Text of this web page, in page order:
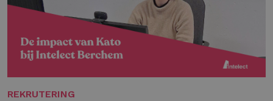
REKRUTERING